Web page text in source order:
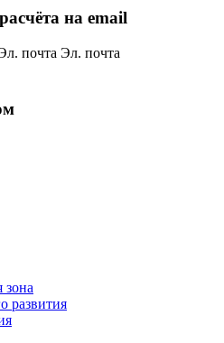
на email
почта Эл. почта
зона
развития